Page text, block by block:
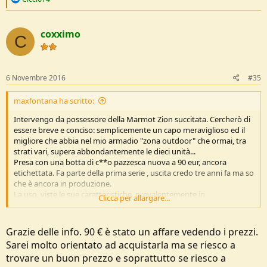
c
t
i
o
s
:
C coxximo
6 Novembre 2016 #35
maxfontana ha scritto:
Intervengo da possessore della Marmot Zion succitata. Cercherò di
essere breve e conciso: semplicemente un capo meraviglioso ed il
migliore che abbia nel mio armadio "zona outdoor" che ormai, tra
strati vari, supera abbondantemente le dieci unità...
Presa con una botta di c**o pazzesca nuova a 90 eur, ancora
etichettata. Fa parte della prima serie , uscita credo tre anni fa ma so
che è ancora in produzione.
La uso, viste le sue caratteristiche, prevalentemente in
autunno/inverno. Ha infatti uno strato interno in pile M1 (sigla
posso dire? Usata sotto l'acqua, sotto bufere di neve , con giornate
ventose , come giacca da sci, sopra un intimo maniche lunghe
quando la temperatura esterna non ti permette di avere un solo
strato. Non mi ha mai deluso! Zero infiltrazioni di acqua anche dopo
Clicca per allargare...
Grazie delle info. 90 € è stato un affare vedendo i prezzi.
Sarei molto orientato ad acquistarla ma se riesco a
trovare un buon prezzo e soprattutto se riesco a